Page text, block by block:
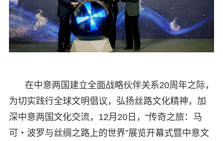
在中意两国建立全面战略伙伴关系20周年之际，
为切实践行全球文明倡议，弘扬丝路文化精神，加
深中意两国文化交流，12月20日，“传奇之旅：马
可・波罗与丝绸之路上的世界”展览开幕式暨中意文